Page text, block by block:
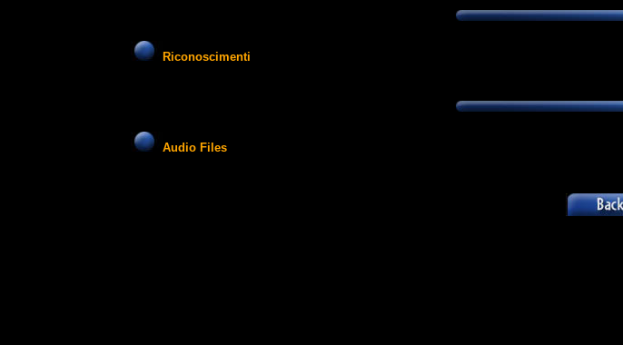
Riconoscimenti
Audio Files